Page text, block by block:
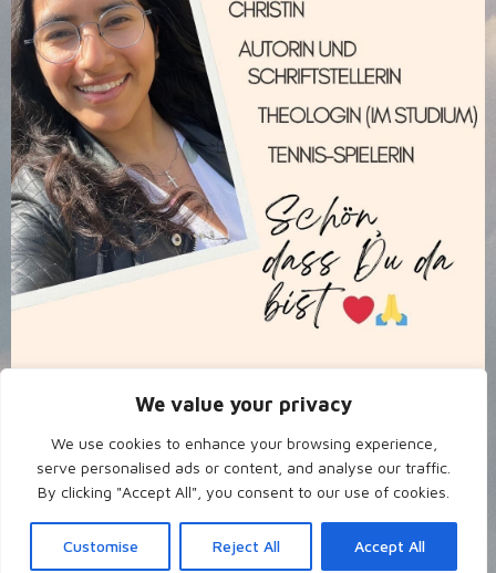
We value your privacy
We use cookies to enhance your browsing experience,
serve personalised ads or content, and analyse our traffic.
By clicking "Accept All", you consent to our use of cookies.
Customise Reject All Accept All